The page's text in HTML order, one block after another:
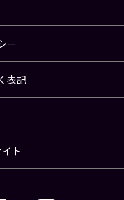
ー
表記
ト